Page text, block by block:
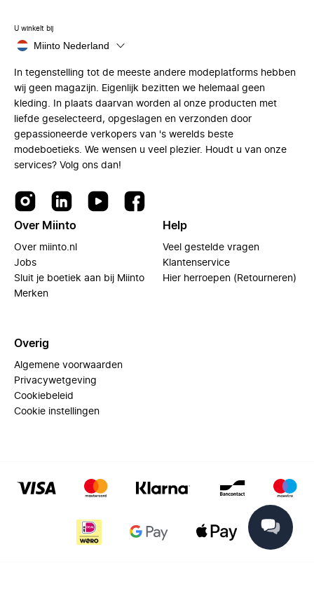
U winkelt bij
Miinto Nederland
In tegenstelling tot de meeste andere modeplatforms hebben
wij geen magazijn. Eigenlijk bezitten we helemaal geen
kleding. In plaats daarvan worden al onze producten met
liefde geselecteerd, opgeslagen en verzonden door
gepassioneerde verkopers van 's werelds beste
modeboetieks. We wensen u veel plezier. Houdt u van onze
services? Volg ons dan!
Over Miinto
Over miinto.nl
Jobs
Sluit je boetiek aan bij Miinto
Merken
Help
Veel gestelde vragen
Klantenservice
Hier herroepen (Retourneren)
Overig
Algemene voorwaarden
Privacywetgeving
Cookiebeleid
Cookie instellingen